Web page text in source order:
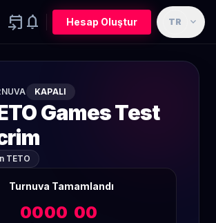
event_upcoming notifications Hesap Oluştur TR expand_more
KAPALI
Games Test
TETO
Turnuva Tamamlandı
0000 00